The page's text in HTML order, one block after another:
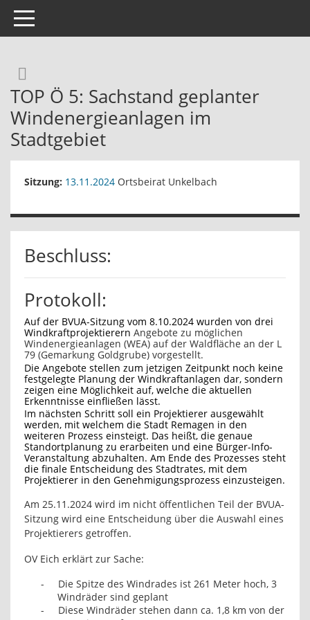
Toggle navigation
TOP Ö 5: Sachstand geplanter
Windenergieanlagen im
Stadtgebiet
Sitzung: 13.11.2024 Ortsbeirat Unkelbach
Beschluss:
Protokoll:
Auf der BVUA-Sitzung vom 8.10.2024 wurden von drei
Windkraftprojektierern Angebote zu möglichen
Windenergieanlagen (WEA) auf der Waldfläche an der L
79 (Gemarkung Goldgrube) vorgestellt.
Die Angebote stellen zum jetzigen Zeitpunkt noch keine
festgelegte Planung der Windkraftanlagen dar, sondern
zeigen eine Möglichkeit auf, welche die aktuellen
Erkenntnisse einfließen lässt.
Im nächsten Schritt soll ein Projektierer ausgewählt
werden, mit welchem die Stadt Remagen in den
weiteren Prozess einsteigt. Das heißt, die genaue
Standortplanung zu erarbeiten und eine Bürger-Info-
Veranstaltung abzuhalten. Am Ende des Prozesses steht
die finale Entscheidung des Stadtrates, mit dem
Projektierer in den Genehmigungsprozess einzusteigen.
Am 25.11.2024 wird im nicht öffentlichen Teil der BVUA-
Sitzung wird eine Entscheidung über die Auswahl eines
Projektierers getroffen.
OV Eich erklärt zur Sache:
-
Die Spitze des Windrades ist 261 Meter hoch, 3
Windräder sind geplant
-
Diese Windräder stehen dann ca. 1,8 km von der